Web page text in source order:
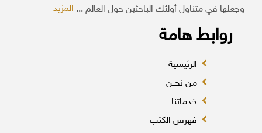
وجعلها في متناول أولئك الباحثين حول العالم ...المزيد
روابط هامة
الرئيسية
من نحــن
خدماتنا
فهرس الكتب